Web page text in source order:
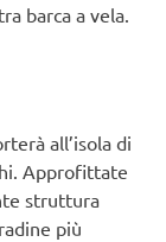
barca a vela.
all’isola di
Approfittate
struttura
più